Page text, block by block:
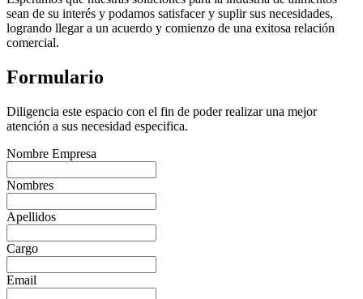
sean de su interés y podamos satisfacer y suplir sus necesidades,
logrando llegar a un acuerdo y comienzo de una exitosa relación
comercial.
Formulario
Diligencia este espacio con el fin de poder realizar una mejor
atención a sus necesidad especifica.
Nombre Empresa
Nombres
Apellidos
Cargo
Email